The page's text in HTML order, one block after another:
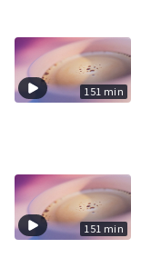
151 min
151 min